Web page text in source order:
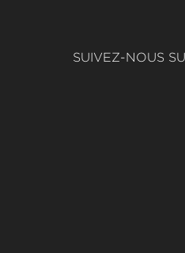
SUIVEZ-NOUS